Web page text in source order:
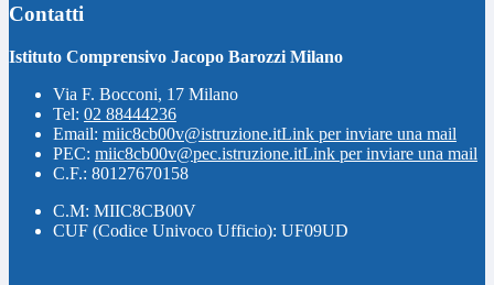
Contatti
Istituto Comprensivo Jacopo Barozzi Milano
Via F. Bocconi, 17 Milano
Tel: 02 88444236
Email: miic8cb00v@istruzione.itLink per inviare una mail
PEC: miic8cb00v@pec.istruzione.itLink per inviare una mail
C.F.: 80127670158
C.M: MIIC8CB00V
CUF (Codice Univoco Ufficio): UF09UD